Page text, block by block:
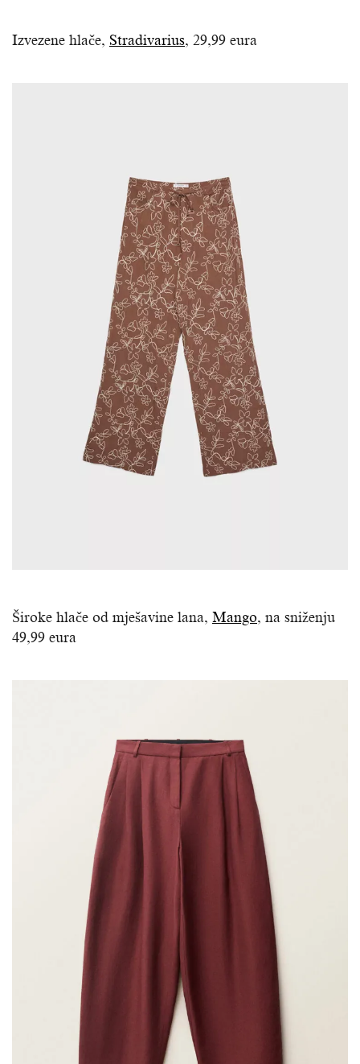
Izvezene hlače, Stradivarius, 29,99 eura
Široke hlače od mješavine lana, Mango, na sniženju
49,99 eura